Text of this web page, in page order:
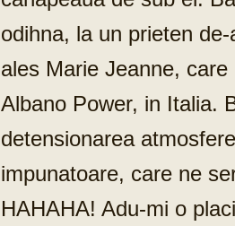
odihna, la un prieten
ales Marie Jeanne,
Albano Power, in Italia.
detensionarea
impunatoare, care ne
HAHAHA! Adu-mi o